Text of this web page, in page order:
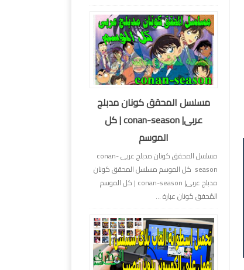
مسلسل المحقق كونان مدبلج
عربى| conan-season | كل
الموسم
مسلسل المحقق كونان مدبلج عربى conan-
season كل الموسم مسلسل المحقق كونان
مدبلج عربى| conan-season | كل الموسم
المُحقق كونان عبارة ...